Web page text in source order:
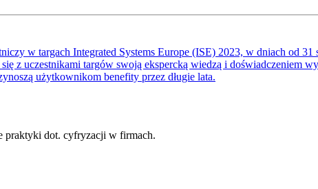
w targach Integrated Systems Europe (ISE) 2023, w dniach od
z uczestnikami targów swoją ekspercką wiedzą i doświadczeniem
użytkownikom benefity przez długie lata.
praktyki dot. cyfryzacji w firmach.